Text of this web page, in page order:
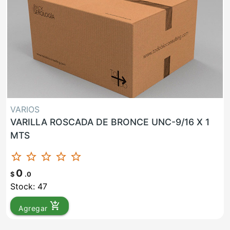
VARIOS
VARILLA ROSCADA DE BRONCE UNC-9/16 X 1
MTS
star_border star_border star_border star_border star_border
$ 0 .0
Stock: 47
Agregar add_shopping_cart